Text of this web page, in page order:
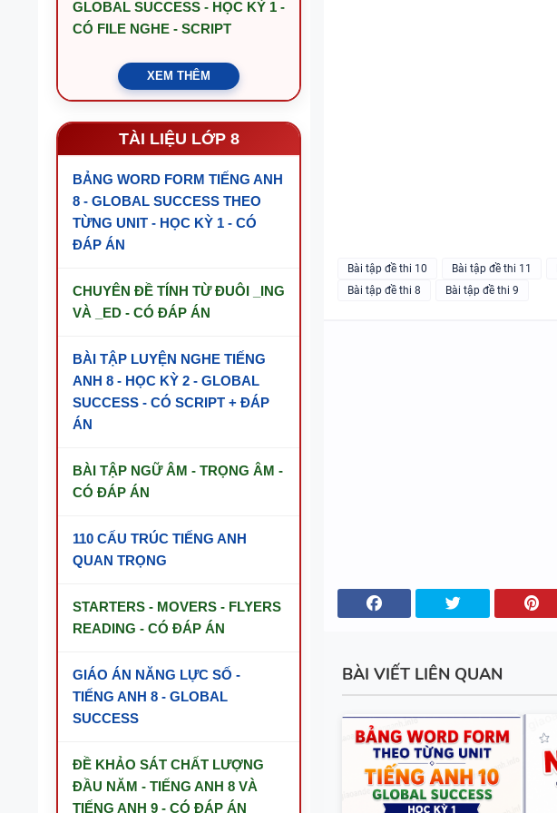
GLOBAL SUCCESS - HỌC KỲ 1 -
CÓ FILE NGHE - SCRIPT
XEM THÊM
TÀI LIỆU LỚP 8
BẢNG WORD FORM TIẾNG ANH
8 - GLOBAL SUCCESS THEO
TỪNG UNIT - HỌC KỲ 1 - CÓ
ĐÁP ÁN
CHUYÊN ĐỀ TÍNH TỪ ĐUÔI _ING
VÀ _ED - CÓ ĐÁP ÁN
BÀI TẬP LUYỆN NGHE TIẾNG
ANH 8 - HỌC KỲ 2 - GLOBAL
SUCCESS - CÓ SCRIPT + ĐÁP
ÁN
BÀI TẬP NGỮ ÂM - TRỌNG ÂM -
CÓ ĐÁP ÁN
110 CẤU TRÚC TIẾNG ANH
QUAN TRỌNG
STARTERS - MOVERS - FLYERS
READING - CÓ ĐÁP ÁN
GIÁO ÁN NĂNG LỰC SỐ -
TIẾNG ANH 8 - GLOBAL
SUCCESS
ĐỀ KHẢO SÁT CHẤT LƯỢNG
ĐẦU NĂM - TIẾNG ANH 8 VÀ
TIẾNG ANH 9 - CÓ ĐÁP ÁN
Bài tập đề thi 10 Bài tập đề thi 11
Bài tập đề thi 8
Bài tập đề thi 9
BÀI VIẾT LIÊN QUAN